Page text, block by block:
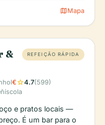
– 00h00 (verifique se há
mapMapa
&
REFEIÇÃO RÁPIDA
€star4.7(599)
e pratos locais —
É um bar para o